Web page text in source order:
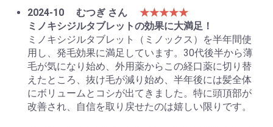
2024-10
むつぎ さん
★★★★★
ミノキシジルタブレットの効果に大満足！
ミノキシジルタブレット（ミノックス）を半年間使
用し、発毛効果に満足しています。30代後半から薄
毛が気になり始め、外用薬からこの経口薬に切り替
えたところ、抜け毛が減り始め、半年後には髪全体
にボリュームとコシが出てきました。特に頭頂部が
改善され、自信を取り戻せたのは嬉しい限りです。